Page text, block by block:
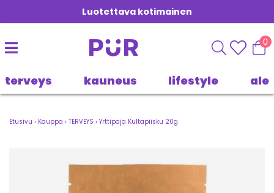
Luotettava kotimainen
0
terveys kauneus lifestyle ale
Etusivu › Kauppa › TERVEYS › Yrttipaja Kultapiisku 20g